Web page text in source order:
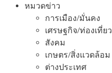
หมวดข่าว
การเมือง/มั่นคง
เศรษฐกิจ/ท่องเที่ยว
สังคม
เกษตร/สิ่งแวดล้อม
ต่างประเทศ